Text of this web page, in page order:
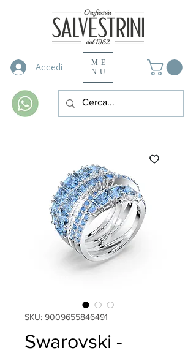
Accedi
ME
NU
SKU: 9009655846491
Swarovski -